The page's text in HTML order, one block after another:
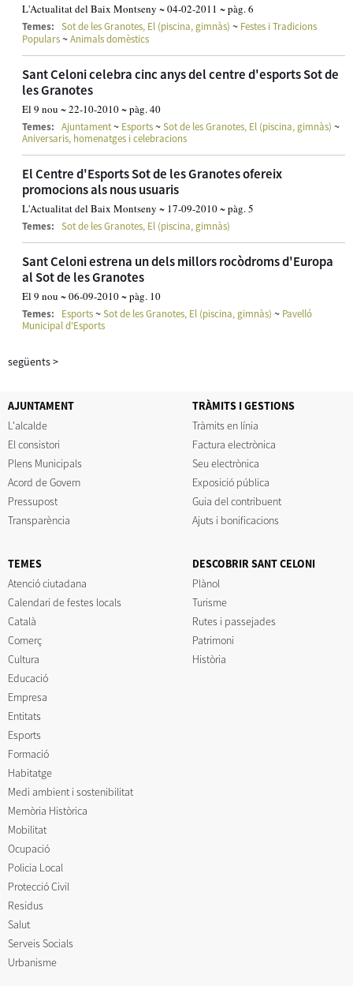
L'Actualitat del Baix Montseny ~ 04-02-2011 ~ pàg. 6
Temes: Sot de les Granotes, El (piscina, gimnàs) ~ Festes i Tradicions
Populars~Animals domèstics
Sant Celoni celebra cinc anys del centre d'esports Sot de
les Granotes
El 9 nou ~ 22-10-2010 ~ pàg. 40
Temes: Ajuntament~ Esports~Sot de les Granotes, El (piscina, gimnàs) ~
Aniversaris, homenatges i celebracions
El Centre d'Esports Sot de les Granotes ofereix
promocions als nous usuaris
L'Actualitat del Baix Montseny ~ 17-09-2010 ~ pàg. 5
Temes: Sot de les Granotes, El (piscina, gimnàs)
Sant Celoni estrena un dels millors rocòdroms d'Europa
al Sot de les Granotes
El 9 nou ~ 06-09-2010 ~ pàg. 10
Temes: Esports~Sot de les Granotes, El (piscina, gimnàs) ~ Pavelló
Municipal d'Esports
següents>
AJUNTAMENT
L'alcalde
El consistori
Plens Municipals
Acord de Govern
Pressupost
Transparència
TRÀMITS I GESTIONS
Tràmits en línia
Factura electrònica
Seu electrònica
Exposició pública
Guia del contribuent
Ajuts i bonificacions
TEMES
Atenció ciutadana
Calendari de festes locals
Català
Comerç
Cultura
Educació
Empresa
Entitats
Esports
Formació
Habitatge
Medi ambient i sostenibilitat
Memòria Històrica
Mobilitat
Ocupació
Policia Local
Protecció Civil
Residus
Salut
Serveis Socials
Urbanisme
DESCOBRIR SANT CELONI
Plànol
Turisme
Rutes i passejades
Patrimoni
Història